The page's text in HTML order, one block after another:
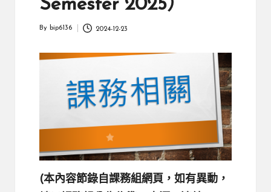
Semester 2025）
Posted
By bip6136 2024-12-23
(本內容節錄自課務組網頁，如有異動，